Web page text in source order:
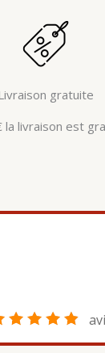
gratuite
la livraison est